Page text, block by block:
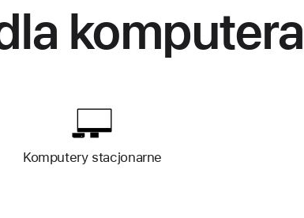
Komputery stacjonarne